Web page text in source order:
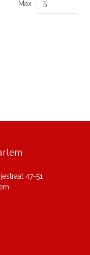
Max
47-51